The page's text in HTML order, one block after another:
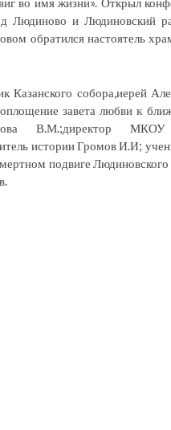
Людиново и Людиновский
обратился настоятель
собора,иерей
завета любви к
В.М.;директор МКОУ
истории Громов И.И;
подвиге